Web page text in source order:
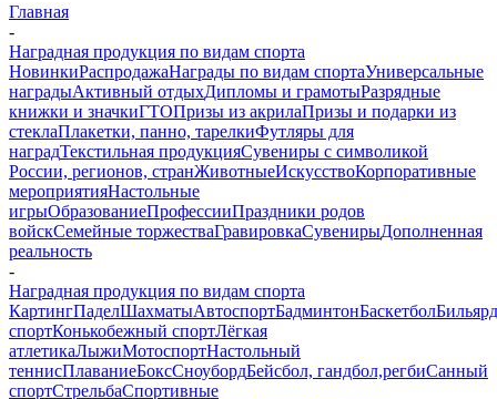
Главная
-
Наградная продукция по видам спорта
НовинкиРаспродажаНаграды по видам спортаУниверсальные
наградыАктивный отдыхДипломы и грамотыРазрядные
книжки и значкиГТОПризы из акрилаПризы и подарки из
стеклаПлакетки, панно, тарелкиФутляры для
наградТекстильная продукцияСувениры с символикой
России, регионов, странЖивотныеИскусствоКорпоративные
мероприятияНастольные
игрыОбразованиеПрофессииПраздники родов
войскСемейные торжестваГравировкаСувенирыДополненная
реальность
-
Наградная продукция по видам спорта
КартингПаделШахматыАвтоспортБадминтонБаскетболБильярд
спортКонькобежный спортЛёгкая
атлетикаЛыжиМотоспортНастольный
теннисПлаваниеБоксСноубордБейсбол, гандбол,регбиСанный
спортСтрельбаСпортивные